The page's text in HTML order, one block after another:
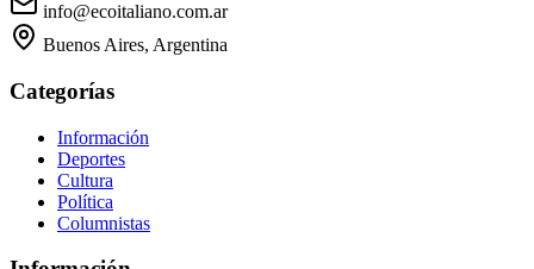
info@ecoitaliano.com.ar
Buenos Aires, Argentina
Categorías
Información
Deportes
Cultura
Política
Columnistas